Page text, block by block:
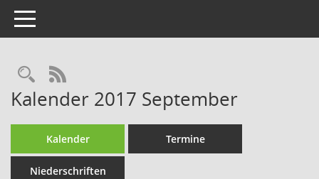
Toggle navigation
Rechercheauswahl
RSS-Feed
Kalender 2017 September
Kalender Termine
Niederschriften